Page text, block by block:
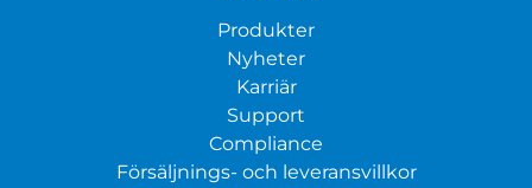
Produkter
Nyheter
Karriär
Support
Compliance
Försäljnings- och leveransvillkor